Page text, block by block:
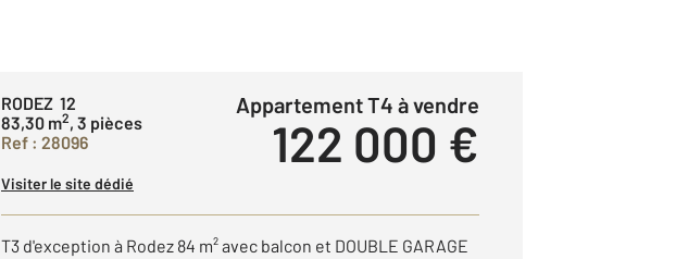
RODEZ 12
83,30 m2, 3 pièces
Ref : 28096
Appartement T4 à vendre
122 000 €
Visiter le site dédié
T3 d'exception à Rodez 84 m² avec balcon et DOUBLE GARAGE